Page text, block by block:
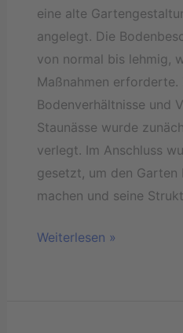
eine alte
angelegt. Die
von normal bis lehmig,
Maßnahmen erforderte.
Bodenverhältnisse und
Staunässe wurde
verlegt. Im Anschluss
gesetzt, um den Garten
machen und seine
Weiterlesen »